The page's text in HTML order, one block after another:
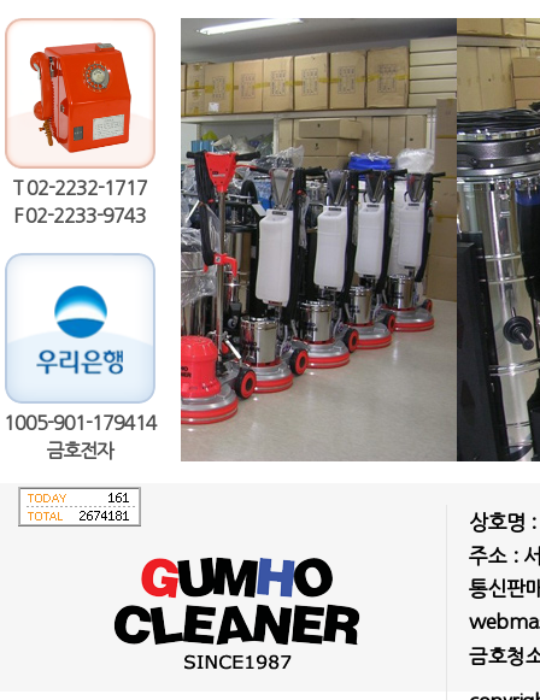
T 02-2232-1717
F 02-2233-9743
1005-901-179414
금호전자
상호명
주소 :
통신판
금호청